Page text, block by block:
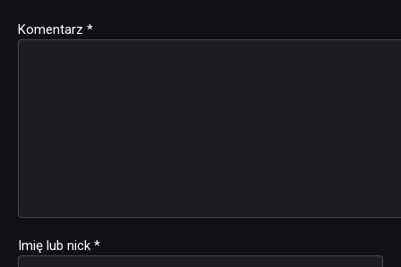
Komentarz *
Imię lub nick *
Alternative: